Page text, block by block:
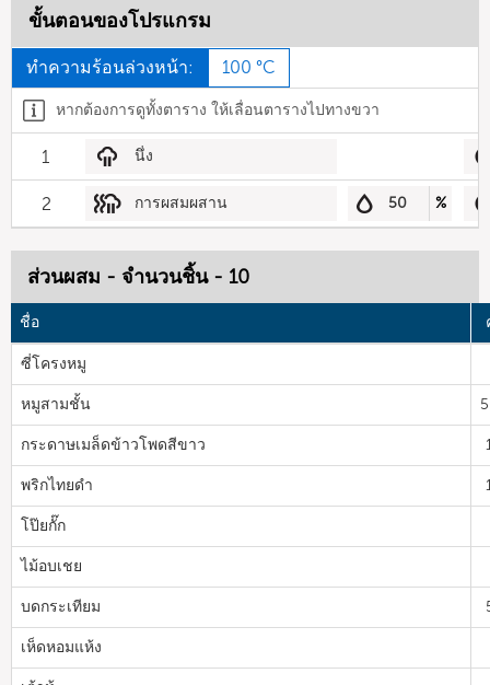
ขั้นตอนของโปรแกรม
ทำความร้อนล่วงหน้า: 100 °C
หากต้องการดูทั้งตาราง ให้เลื่อนตารางไปทางขวา
1 นึ่ง
2 การผสมผสาน 50 %
ส่วนผสม - จำนวนชิ้น - 10
ชื่อ
ซี่โครงหมู
หมูสามชั้น
กระดาษเมล็ดข้าวโพดสีขาว
พริกไทยดำ
โป๊ยกั๊ก
ไม้อบเชย
บดกระเทียม
เห็ดหอมแห้ง